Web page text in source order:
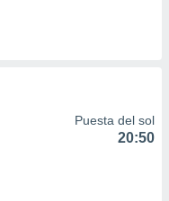
Puesta del sol
20:50